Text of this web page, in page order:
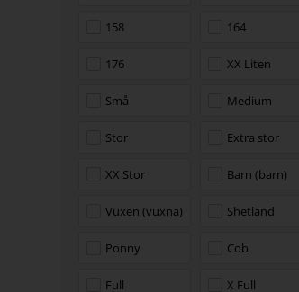
158 164
176 XX Liten
Små Medium
Stor Extra stor
XX Stor Barn (barn)
Vuxen (vuxna) Shetland
Ponny Cob
Full X Full